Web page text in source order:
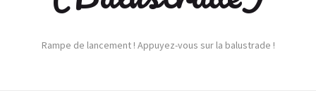
Rampe de lancement ! Appuyez-vous sur la balustrade !